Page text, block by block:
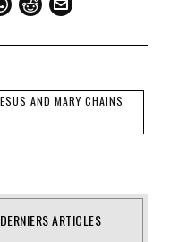
AND MARY CHAINS
DERNIERS ARTICLES